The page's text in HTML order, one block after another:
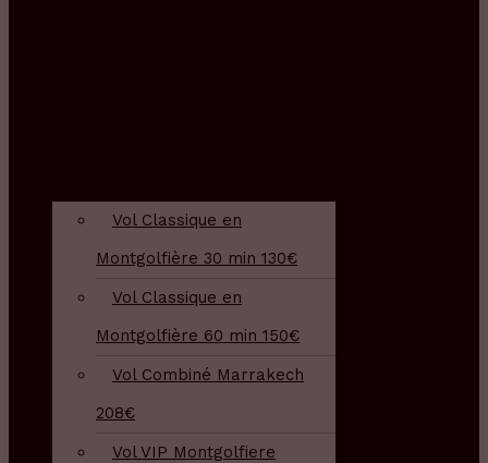
Vol Classique en
Montgolfière 30 min 130€
Vol Classique en
Montgolfière 60 min 150€
Vol Combiné Marrakech
208€
Vol VIP Montgolfiere